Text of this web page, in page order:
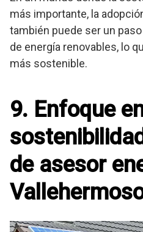
más importante, la
también puede ser un
de energía renovables, lo
más sostenible.
9. Enfoque
de asesor